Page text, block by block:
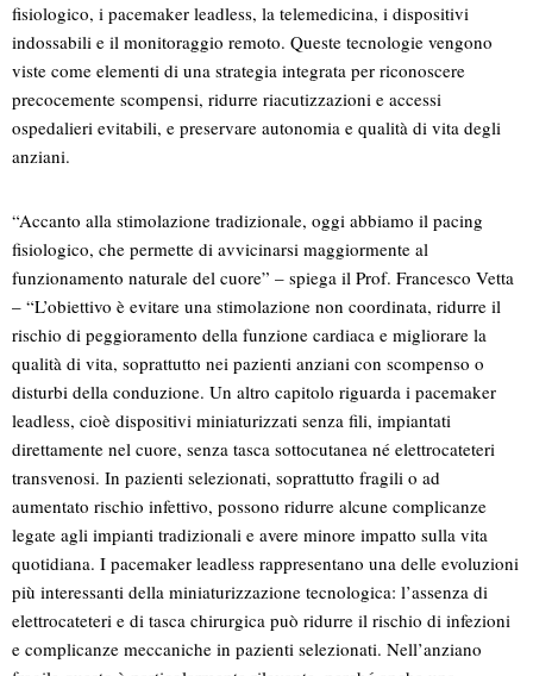
fisiologico, i pacemaker leadless, la telemedicina, i dispositivi
indossabili e il monitoraggio remoto. Queste tecnologie vengono
viste come elementi di una strategia integrata per riconoscere
precocemente scompensi, ridurre riacutizzazioni e accessi
ospedalieri evitabili, e preservare autonomia e qualità di vita degli
anziani.
“Accanto alla stimolazione tradizionale, oggi abbiamo il pacing
fisiologico, che permette di avvicinarsi maggiormente al
funzionamento naturale del cuore” – spiega il Prof. Francesco Vetta
– “L’obiettivo è evitare una stimolazione non coordinata, ridurre il
rischio di peggioramento della funzione cardiaca e migliorare la
qualità di vita, soprattutto nei pazienti anziani con scompenso o
disturbi della conduzione. Un altro capitolo riguarda i pacemaker
leadless, cioè dispositivi miniaturizzati senza fili, impiantati
direttamente nel cuore, senza tasca sottocutanea né elettrocateteri
transvenosi. In pazienti selezionati, soprattutto fragili o ad
aumentato rischio infettivo, possono ridurre alcune complicanze
legate agli impianti tradizionali e avere minore impatto sulla vita
quotidiana. I pacemaker leadless rappresentano una delle evoluzioni
più interessanti della miniaturizzazione tecnologica: l’assenza di
elettrocateteri e di tasca chirurgica può ridurre il rischio di infezioni
e complicanze meccaniche in pazienti selezionati. Nell’anziano